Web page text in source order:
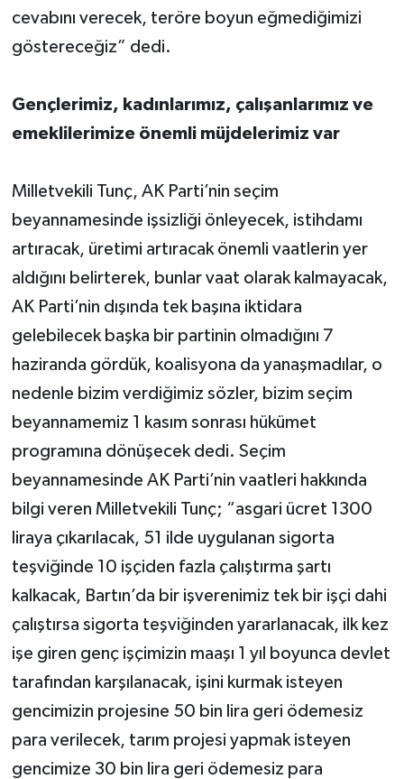
cevabını verecek, teröre boyun eğmediğimizi
göstereceğiz” dedi.
Gençlerimiz, kadınlarımız, çalışanlarımız ve
emeklilerimize önemli müjdelerimiz var
Milletvekili Tunç, AK Parti’nin seçim
beyannamesinde işsizliği önleyecek, istihdamı
artıracak, üretimi artıracak önemli vaatlerin yer
aldığını belirterek, bunlar vaat olarak kalmayacak,
AK Parti’nin dışında tek başına iktidara
gelebilecek başka bir partinin olmadığını 7
haziranda gördük, koalisyona da yanaşmadılar, o
nedenle bizim verdiğimiz sözler, bizim seçim
beyannamemiz 1 kasım sonrası hükümet
programına dönüşecek dedi. Seçim
beyannamesinde AK Parti’nin vaatleri hakkında
bilgi veren Milletvekili Tunç; “asgari ücret 1300
liraya çıkarılacak, 51 ilde uygulanan sigorta
teşviğinde 10 işçiden fazla çalıştırma şartı
kalkacak, Bartın’da bir işverenimiz tek bir işçi dahi
çalıştırsa sigorta teşviğinden yararlanacak, ilk kez
işe giren genç işçimizin maaşı 1 yıl boyunca devlet
tarafından karşılanacak, işini kurmak isteyen
gencimizin projesine 50 bin lira geri ödemesiz
para verilecek, tarım projesi yapmak isteyen
gencimize 30 bin lira geri ödemesiz para